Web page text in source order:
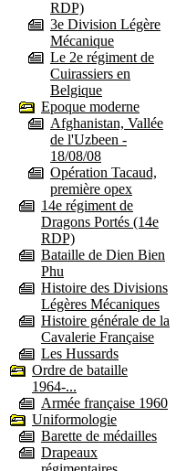
RDP)
3e Division Légère
Mécanique
Le 2e régiment de
Cuirassiers en
Belgique
Epoque moderne
Afghanistan, Vallée
de l'Uzbeen -
18/08/08
Opération Tacaud,
première opex
14e régiment de
Dragons Portés (14e
RDP)
Bataille de Dien Bien
Phu
Histoire des Divisions
Légères Mécaniques
Histoire générale de la
Cavalerie Française
Les Hussards
Ordre de bataille
1964-...
Armée française 1960
Uniformologie
Barette de médailles
Drapeaux